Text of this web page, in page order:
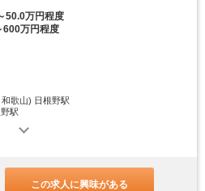
50.0万円程度
600万円程度
和歌山) 日根野駅
駅
この求人に興味がある